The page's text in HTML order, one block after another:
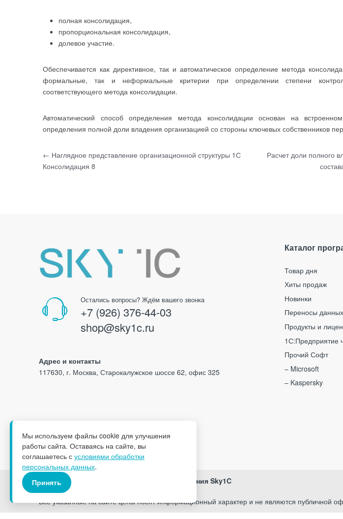
полная консолидация,
пропорциональная консолидация,
долевое участие.
Обеспечивается как директивное, так и автоматическое определение метода
формальные, так и неформальные критерии при определении степени
соответствующего метода консолидации.
Автоматический способ определения метода консолидации основан на
определения полной доли владения организацией со стороны ключевых собственников
Навигация по записям
← Наглядное представление организационной структуры 1С
Консолидация 8
Расчет доли полного
Мы используем файлы cookie для улучшения
работы сайта. Оставаясь на сайте, вы
соглашаетесь с условиями обработки
персональных данных.
Принять
Остались вопросы? Ждём вашего звонка
+7 (926) 376-44-03
shop@sky1c.ru
Адрес и контакты
117630, г. Москва, Старокалужское шоссе 62, офис 325
Каталог
Товар дня
Хиты продаж
Новинки
Переносы
Продукты и
1С:Предприятие
Прочий Софт
– Microsoft
– Kaspersky
© 2009-2025 Магазин программного обеспечения Sky1C
Все указанные на сайте цены носят информационный характер и не являются публичной